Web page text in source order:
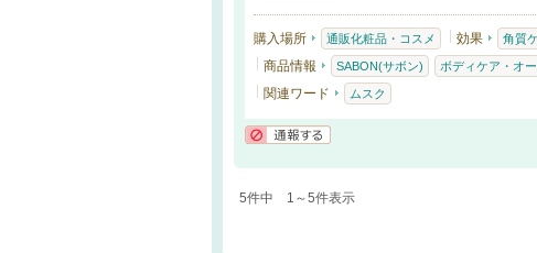
購入場所 通販化粧品・コスメ 効果 角質
商品情報 SABON(サボン) ボディケア・オ
関連ワード ムスク
5件中 1～5件表示